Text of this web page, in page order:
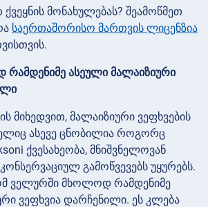
ქვეყნის მონახულებას? შეამოწმეთ
საერთაშორისო მართვის ლიცენზია
ასეული მალაიზიური
მიხედვით, მალაიზიური ვეფხვების
ასევე ცნობილია როგორც
ქვესახეობა, მნიშვნელოვან
გამოწვევებს უყურებს.
ველურში მხოლოდ რამდენიმე
ვეფხვია დარჩენილი. ეს კლება